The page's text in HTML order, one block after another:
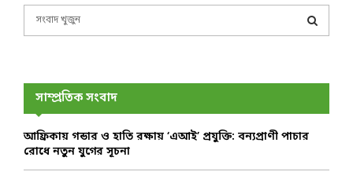
f
r
E
A
সাম্প্রতিক সংবাদ
আফ্রিকায় গন্ডার ও হাতি রক্ষায় ‘এআই’ প্রযুক্তি: বন্যপ্রাণী পাচার
রোধে নতুন যুগের সূচনা